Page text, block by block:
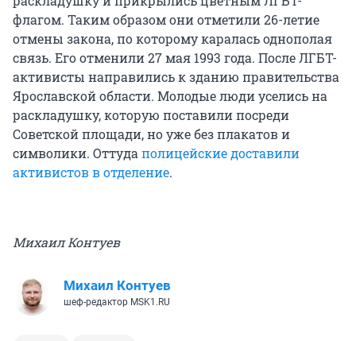
флагом. Таким образом они отметили 26-летие
отмены закона, по которому каралась однополая
связь. Его отменили 27 мая 1993 года. После ЛГБТ-
активисты направились к зданию правительства
Ярославской области. Молодые люди уселись на
раскладушку, которую поставили посреди
Советской площади, но уже без плакатов и
символики. Оттудаполицейские доставили
активистов в отделение.
Михаил Контуев
Михаил Контуев
шеф-редактор MSK1.RU